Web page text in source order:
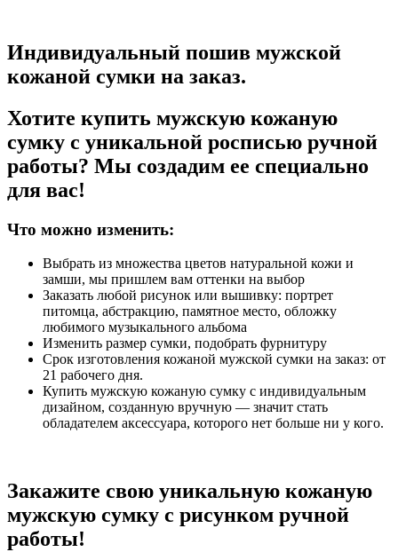
Индивидуальный пошив мужской
кожаной сумки на заказ.
Хотите купить мужскую кожаную
сумку с уникальной росписью ручной
работы? Мы создадим ее специально
для вас!
Что можно изменить:
Выбрать из множества цветов натуральной кожи и
замши, мы пришлем вам оттенки на выбор
Заказать любой рисунок или вышивку: портрет
питомца, абстракцию, памятное место, обложку
любимого музыкального альбома
Изменить размер сумки, подобрать фурнитуру
Срок изготовления кожаной мужской сумки на заказ: от
21 рабочего дня.
Купить мужскую кожаную сумку с индивидуальным
дизайном, созданную вручную — значит стать
обладателем аксессуара, которого нет больше ни у кого.
Закажите свою уникальную кожаную
мужскую сумку с рисунком ручной
работы!